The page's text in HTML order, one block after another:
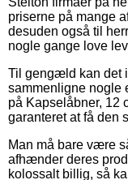
priserne på mange
desuden også til
nogle gange love
Til gengæld kan det
sammenligne nogle
på Kapselåbner, 12
garanteret at få den
Man må bare være
afhænder deres
kolossalt billig, så